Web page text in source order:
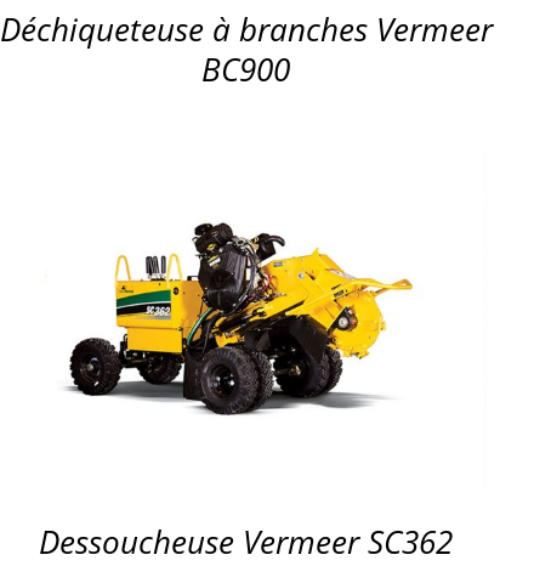
Déchiqueteuse à branches Vermeer
BC900
APERÇU
Dessoucheuse Vermeer SC362